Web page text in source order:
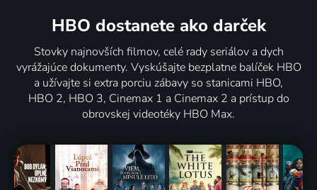
HBO dostanete ako darček
Stovky najnovších filmov, celé rady seriálov a dych
vyrážajúce dokumenty. Vyskúšajte bezplatne balíček HBO
a užívajte si extra porciu zábavy so stanicami HBO,
HBO 2, HBO 3, Cinemax 1 a Cinemax 2 a prístup do
obrovskej videotéky HBO Max.